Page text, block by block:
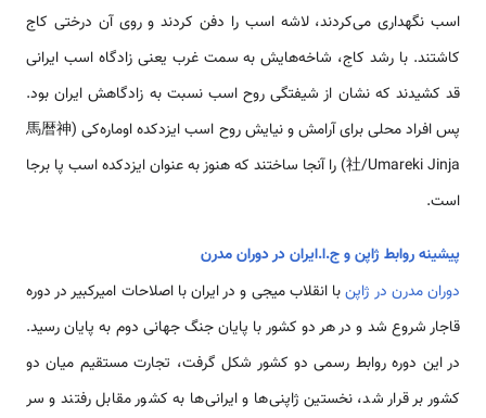
اسب نگهداری می‌کردند، لاشه اسب را دفن کردند و روی آن درختی کاج
کاشتند. با رشد کاج، شاخه‌هایش به سمت غرب یعنی زادگاه اسب ایرانی
قد کشیدند که نشان از شیفتگی روح اسب نسبت به زادگاهش ایران بود.
پس افراد محلی برای آرامش و نیایش روح اسب ایزدکده اوماره‌کی (馬暦神
社/Umareki Jinja) را آنجا ساختند که هنوز به عنوان ایزدکده اسب پا برجا
است.
پیشینه روابط ژاپن و ج.ا.ایران در دوران مدرن
دوران مدرن در ژاپنبا انقلاب میجی و در ایران با اصلاحات امیرکبیر در دوره
قاجار شروع شد و در هر دو کشور با پایان جنگ جهانی دوم به پایان رسید.
در این دوره روابط رسمی دو کشور شکل گرفت، تجارت مستقیم میان دو
کشور بر قرار شد، نخستین ژاپنی‌ها و ایرانی‌ها به کشور مقابل رفتند و سر